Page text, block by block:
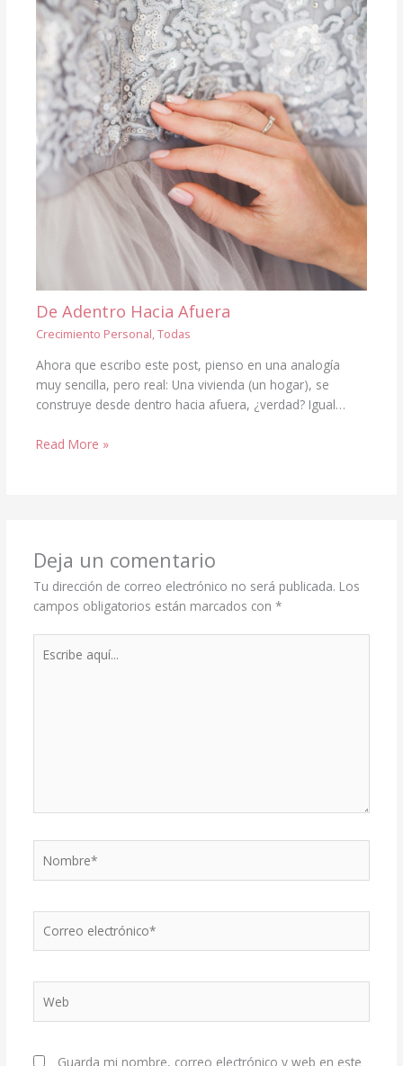
De Adentro Hacia Afuera
Crecimiento Personal,Todas
Ahora que escribo este post, pienso en una analogía
muy sencilla, pero real: Una vivienda (un hogar), se
construye desde dentro hacia afuera, ¿verdad? Igual…
Read More »
Deja un comentario
Tu dirección de correo electrónico no será publicada. Los
campos obligatorios están marcados con *
aquí...
electrónico*
Guarda mi nombre, correo electrónico y web en este